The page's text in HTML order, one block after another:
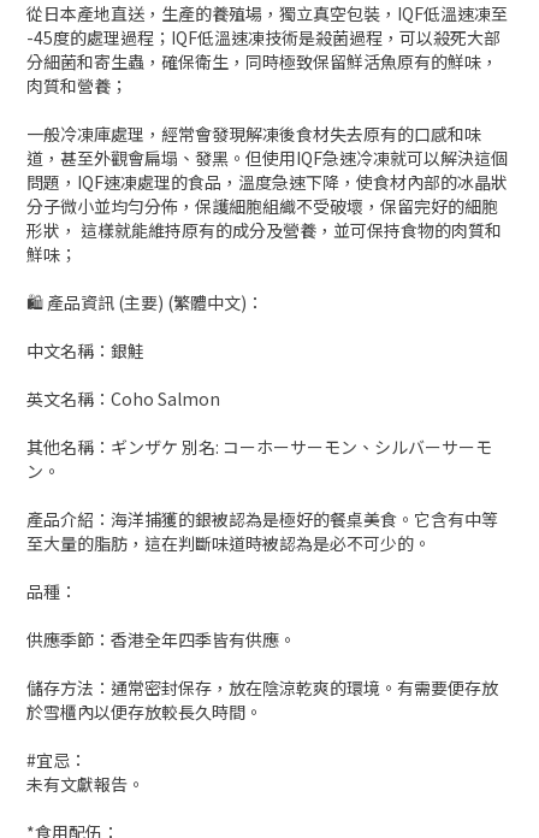
從日本產地直送，生產的養殖場，獨立真空包裝，IQF低溫速凍至
-45度的處理過程；IQF低溫速凍技術是殺菌過程，可以殺死大部
分細菌和寄生蟲，確保衛生，同時極致保留鮮活魚原有的鮮味，
肉質和營養；
一般冷凍庫處理，經常會發現解凍後食材失去原有的口感和味
道，甚至外觀會扁塌、發黑。但使用IQF急速冷凍就可以解決這個
問題，IQF速凍處理的食品，溫度急速下降，使食材內部的冰晶狀
分子微小並均勻分佈，保護細胞組織不受破壞，保留完好的細胞
形狀， 這樣就能維持原有的成分及營養，並可保持食物的肉質和
鮮味；
🛍 產品資訊 (主要) (繁體中文)：
中文名稱：銀鮭
英文名稱：Coho Salmon
其他名稱：ギンザケ 別名: コーホーサーモン、シルバーサーモ
ン。
產品介紹：海洋捕獲的銀被認為是極好的餐桌美食。它含有中等
至大量的脂肪，這在判斷味道時被認為是必不可少的。
品種：
供應季節：香港全年四季皆有供應。
儲存方法：通常密封保存，放在陰涼乾爽的環境。有需要便存放
於雪櫃內以便存放較長久時間。
#宜忌：
未有文獻報告。
*食用配伍：